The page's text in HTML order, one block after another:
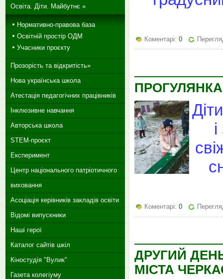
Коментарі: 0
Коментарі: 0
ДРУГИЙ
МІСТА
Освіта. Діти. Майбутнє »
Нормативно-правова база
Освітній простір ОДМ
Учасники проєкту
Прозорість та відкритість»
Нова українська школа
Атестація педагогічних працівників
Інклюзивне навчання
Авторська школа
STEM-проєкт
Експеримент
Центр національного патріотичного
виховання
Асоціація керівників закладів освіти
Відомі випускники
Наші герої
Каталог сайтів шкіл
Кіностудія "Вулик"
Газета колегіуму